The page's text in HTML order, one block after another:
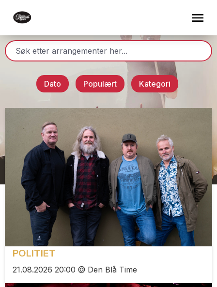
Dato Populært Kategori
POLITIET
21.08.2026 20:00 @ Den Blå Time